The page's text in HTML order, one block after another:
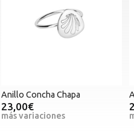
Anillo Concha Volumen
23,00€
más variaciones